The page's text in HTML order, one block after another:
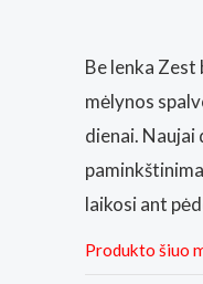
Be lenka
mėlynos
dienai.
laikosi ant
Produkto šiuo